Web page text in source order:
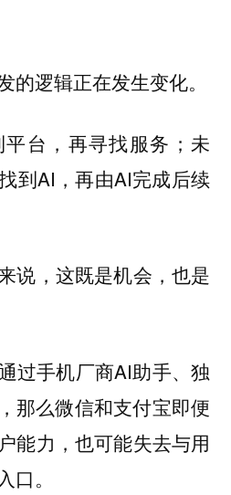
的逻辑正在发生变化。
台，再寻找服务；未
到AI，再由AI完成后续
说，这既是机会，也是
过手机厂商AI助手、独
那么微信和支付宝即便
能力，也可能失去与用
口。